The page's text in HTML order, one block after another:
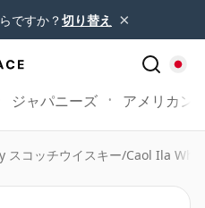
ですか？切り替え ×
ジャパニーズ アメリカン
スコッチウイスキー/Caol Ila